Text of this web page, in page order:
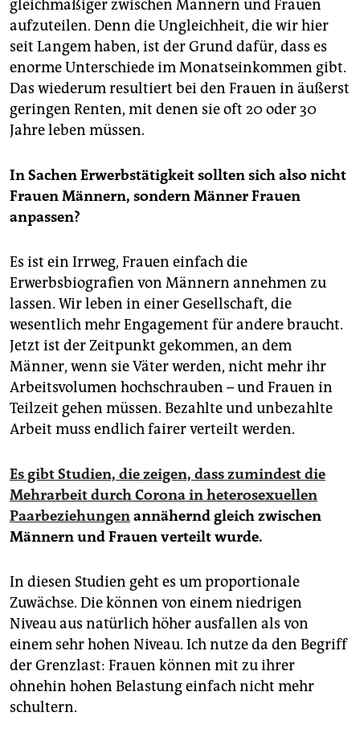
gleichmäßiger zwischen Männern und Frauen
aufzuteilen. Denn die Ungleichheit, die wir hier
seit Langem haben, ist der Grund dafür, dass es
enorme Unterschiede im Monatseinkommen gibt.
Das wiederum resultiert bei den Frauen in äußerst
geringen Renten, mit denen sie oft 20 oder 30
Jahre leben müssen.
In Sachen Erwerbstätigkeit sollten sich also nicht
Frauen Männern, sondern Männer Frauen
anpassen?
Es ist ein Irrweg, Frauen einfach die
Erwerbsbiografien von Männern annehmen zu
lassen. Wir leben in einer Gesellschaft, die
wesentlich mehr Engagement für andere braucht.
Jetzt ist der Zeitpunkt gekommen, an dem
Männer, wenn sie Väter werden, nicht mehr ihr
Arbeitsvolumen hochschrauben – und Frauen in
Teilzeit gehen müssen. Bezahlte und unbezahlte
Arbeit muss endlich fairer verteilt werden.
Es gibt Studien, die zeigen, dass zumindest die
Mehrarbeit durch Corona in heterosexuellen
Paarbeziehungenannähernd gleich zwischen
Männern und Frauen verteilt wurde.
In diesen Studien geht es um proportionale
Zuwächse. Die können von einem niedrigen
Niveau aus natürlich höher ausfallen als von
einem sehr hohen Niveau. Ich nutze da den Begriff
der Grenzlast: Frauen können mit zu ihrer
ohnehin hohen Belastung einfach nicht mehr
schultern.